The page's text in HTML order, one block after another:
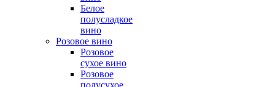
Белое
полусладкое
вино
Розовое вино
Розовое
сухое вино
Розовое
полусухое